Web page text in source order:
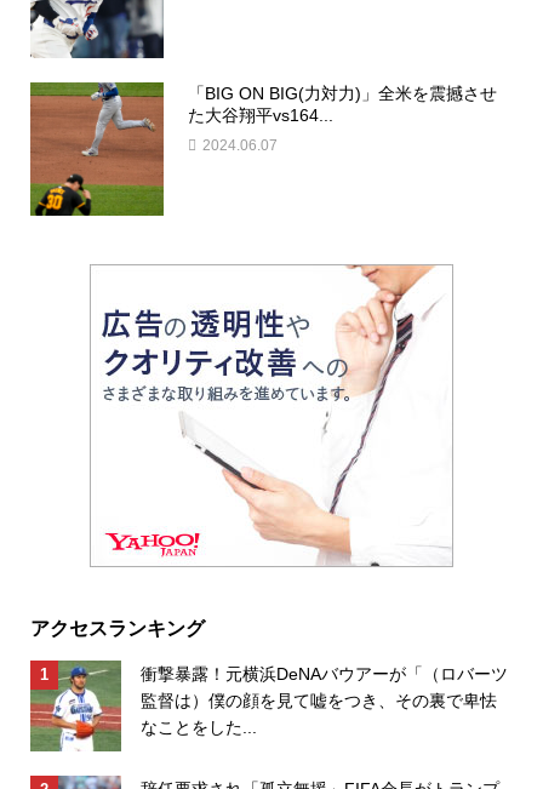
「BIG ON BIG(力対力)」全米を震撼させ
た大谷翔平vs164...
2024.06.07
アクセスランキング
衝撃暴露！元横浜DeNAバウアーが「（ロバーツ
監督は）僕の顔を見て嘘をつき、その裏で卑怯
なことをした...